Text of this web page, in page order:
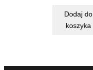
Dodaj do
koszyka